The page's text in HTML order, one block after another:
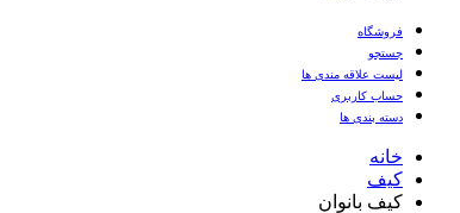
فروشگاه
جستجو
لیست علاقه مندی ها
حساب کاربری
دسته بندی ها
خانه
کیف
کیف بانوان